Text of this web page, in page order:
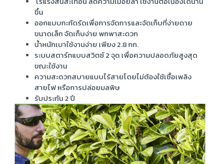
ขึ้น
ออกแบบกะทัดรัดเพื่อการจัดการและจัดเก็บที่ง่ายดาย
ขนาดเล็ก จัดเก็บง่าย พกพาสะดวก
น้ำหนักเบาใช้งานง่าย เพียง 2.8 กก.
ระบบสตาร์ทแบบสวิตซ์ 2 จุด เพื่อความปลอดภัยสูงสุด
ขณะใช้งาน
ความสะดวกสบายแบบไร้สายโดยไม่ต้องใช้เชื้อเพลิง
สายไฟ หรือการปล่อยมลพิษ
รับประกัน 2 ปี